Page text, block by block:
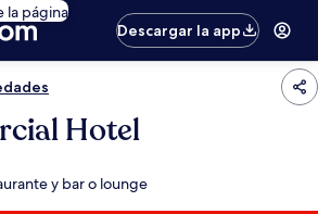
la página
Descargar la app
Hotel
y bar o lounge